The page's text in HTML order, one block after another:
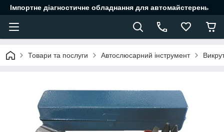
Імпортне діагностичне обладнання для автомайстерень
Товари та послуги Автослюсарний інструмент